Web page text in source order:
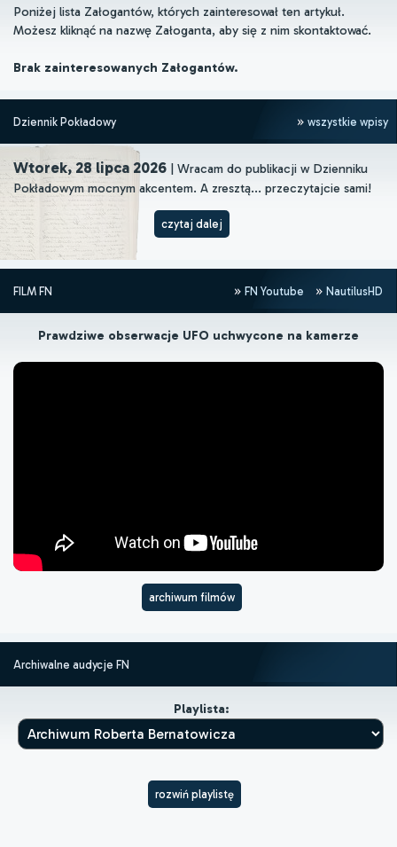
Poniżej lista Załogantów, których zainteresował ten artykuł.
Możesz kliknąć na nazwę Załoganta, aby się z nim skontaktować.
Brak zainteresowanych Załogantów.
Dziennik Pokładowy wszystkie wpisy
Wtorek, 28 lipca 2026 | Wracam do publikacji w Dzienniku
Pokładowym mocnym akcentem. A zresztą... przeczytajcie sami!
czytaj dalej
FILM FN FN Youtube NautilusHD
Prawdziwe obserwacje UFO uchwycone na kamerze
archiwum filmów
Archiwalne audycje FN
Playlista:
rozwiń playlistę